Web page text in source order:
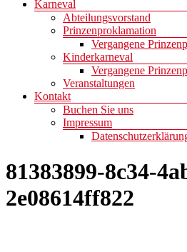
Karneval
Abteilungsvorstand
Prinzenproklamation
Vergangene
Kinderkarneval
Vergangene
Veranstaltungen
Kontakt
Buchen Sie uns
Impressum
81383899-8c34-
2e08614ff822